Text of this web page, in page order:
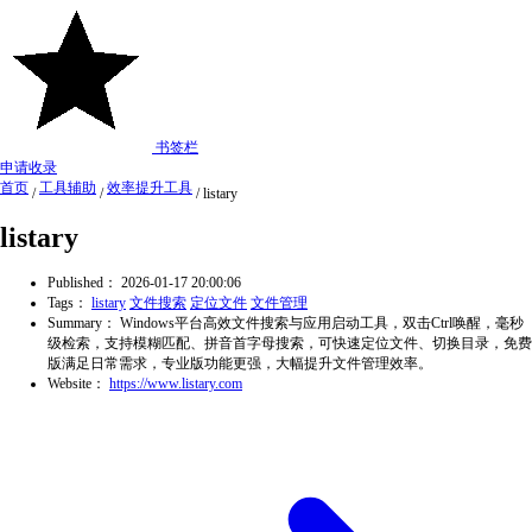
书签栏
申请收录
首页 / 工具辅助 / 效率提升工具 / listary
listary
Published： 2026-01-17 20:00:06
Tags： listary 文件搜索 定位文件 文件管理
Summary： Windows平台高效文件搜索与应用启动工具，双击Ctrl唤醒，毫秒
级检索，支持模糊匹配、拼音首字母搜索，可快速定位文件、切换目录，免费
版满足日常需求，专业版功能更强，大幅提升文件管理效率。
Website： https://www.listary.com